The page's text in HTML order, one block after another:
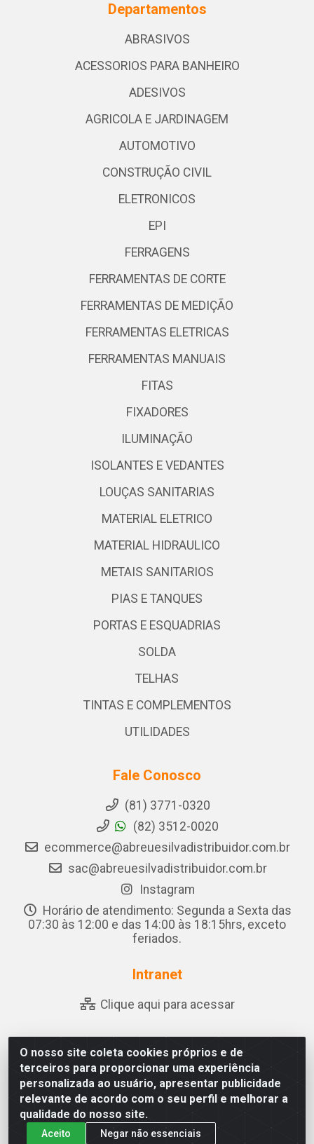
O nosso site coleta cookies próprios e de
terceiros para proporcionar uma experiência
personalizada ao usuário, apresentar publicidade
relevante de acordo com o seu perfil e melhorar a
qualidade do nosso site.
Aceito Negar não essenciais
Departamentos
ABRASIVOS
ACESSORIOS PARA BANHEIRO
ADESIVOS
AGRICOLA E JARDINAGEM
AUTOMOTIVO
CONSTRUÇÃO CIVIL
ELETRONICOS
EPI
FERRAGENS
FERRAMENTAS DE CORTE
FERRAMENTAS DE MEDIÇÃO
FERRAMENTAS ELETRICAS
FERRAMENTAS MANUAIS
FITAS
FIXADORES
ILUMINAÇÃO
ISOLANTES E VEDANTES
LOUÇAS SANITARIAS
MATERIAL ELETRICO
MATERIAL HIDRAULICO
METAIS SANITARIOS
PIAS E TANQUES
PORTAS E ESQUADRIAS
SOLDA
TELHAS
TINTAS E COMPLEMENTOS
UTILIDADES
Fale Conosco
(81) 3771-0320
(82) 3512-0020
ecommerce@abreuesilvadistribuidor.com.br
sac@abreuesilvadistribuidor.com.br
Instagram
Horário de atendimento: Segunda a Sexta das
07:30 às 12:00 e das 14:00 às 18:15hrs, exceto
feriados.
Intranet
Clique aqui para acessar
Abreu & Silva - Rua Padre Jose de Souza Leite, 265 - Ariado,
Olho D'Água das Flores/AL - CEP 57.442-000 - CNPJ
04.790.656/0001-06